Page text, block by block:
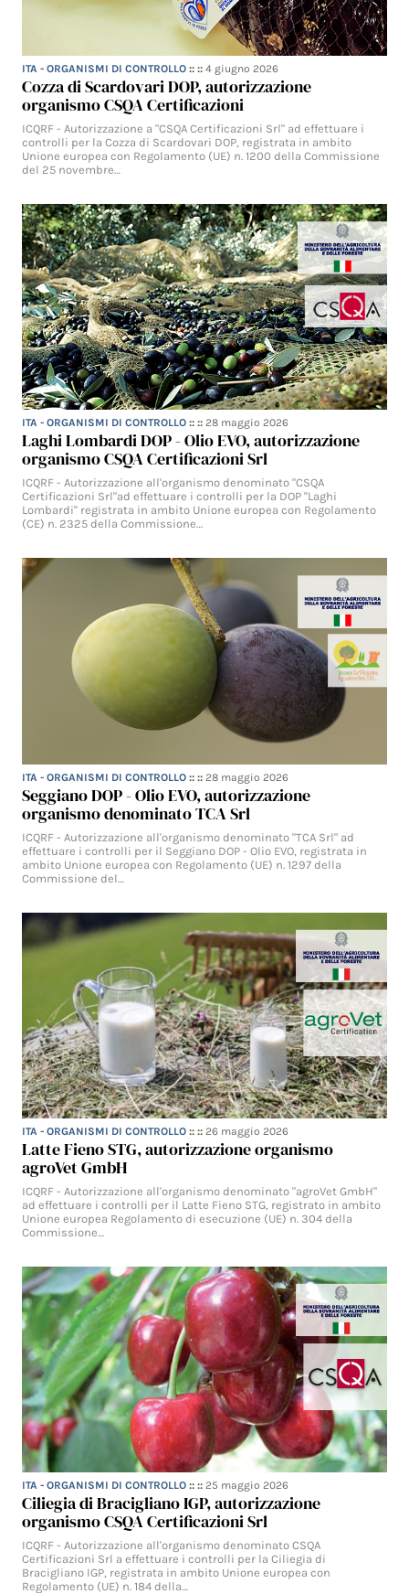
ITA - ORGANISMI DI CONTROLLO :: ::4 giugno 2026
Cozza di Scardovari DOP, autorizzazione
organismo CSQA Certificazioni
ICQRF - Autorizzazione a "CSQA Certificazioni Srl" ad effettuare i
controlli per la Cozza di Scardovari DOP, registrata in ambito
Unione europea con Regolamento (UE) n. 1200 della Commissione
del 25 novembre…
ITA - ORGANISMI DI CONTROLLO :: ::28 maggio 2026
Laghi Lombardi DOP - Olio EVO, autorizzazione
organismo CSQA Certificazioni Srl
ICQRF - Autorizzazione all'organismo denominato "CSQA
Certificazioni Srl"ad effettuare i controlli per la DOP "Laghi
Lombardi" registrata in ambito Unione europea con Regolamento
(CE) n. 2325 della Commissione…
ITA - ORGANISMI DI CONTROLLO :: ::28 maggio 2026
Seggiano DOP - Olio EVO, autorizzazione
organismo denominato TCA Srl
ICQRF - Autorizzazione all'organismo denominato "TCA Srl" ad
effettuare i controlli per il Seggiano DOP - Olio EVO, registrata in
ambito Unione europea con Regolamento (UE) n. 1297 della
Commissione del…
ITA - ORGANISMI DI CONTROLLO :: ::26 maggio 2026
Latte Fieno STG, autorizzazione organismo
agroVet GmbH
ICQRF - Autorizzazione all'organismo denominato "agroVet GmbH"
ad effettuare i controlli per il Latte Fieno STG, registrato in ambito
Unione europea Regolamento di esecuzione (UE) n. 304 della
Commissione…
ITA - ORGANISMI DI CONTROLLO :: ::25 maggio 2026
Ciliegia di Bracigliano IGP, autorizzazione
organismo CSQA Certificazioni Srl
ICQRF - Autorizzazione all'organismo denominato CSQA
Certificazioni Srl a effettuare i controlli per la Ciliegia di
Bracigliano IGP, registrata in ambito Unione europea con
Regolamento (UE) n. 184 della…